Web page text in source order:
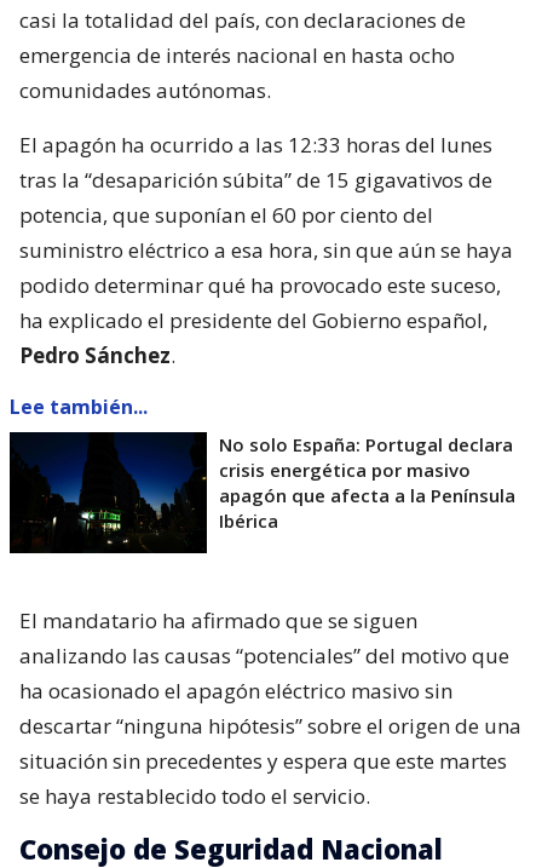
casi la totalidad del país, con declaraciones de
emergencia de interés nacional en hasta ocho
comunidades autónomas.
El apagón ha ocurrido a las 12:33 horas del lunes
tras la “desaparición súbita” de 15 gigavativos de
potencia, que suponían el 60 por ciento del
suministro eléctrico a esa hora, sin que aún se haya
podido determinar qué ha provocado este suceso,
ha explicado el presidente del Gobierno español,
Pedro Sánchez.
Lee también...
No solo España: Portugal declara
crisis energética por masivo
apagón que afecta a la Península
Ibérica
El mandatario ha afirmado que se siguen
analizando las causas “potenciales” del motivo que
ha ocasionado el apagón eléctrico masivo sin
descartar “ninguna hipótesis” sobre el origen de una
situación sin precedentes y espera que este martes
se haya restablecido todo el servicio.
Consejo de Seguridad Nacional